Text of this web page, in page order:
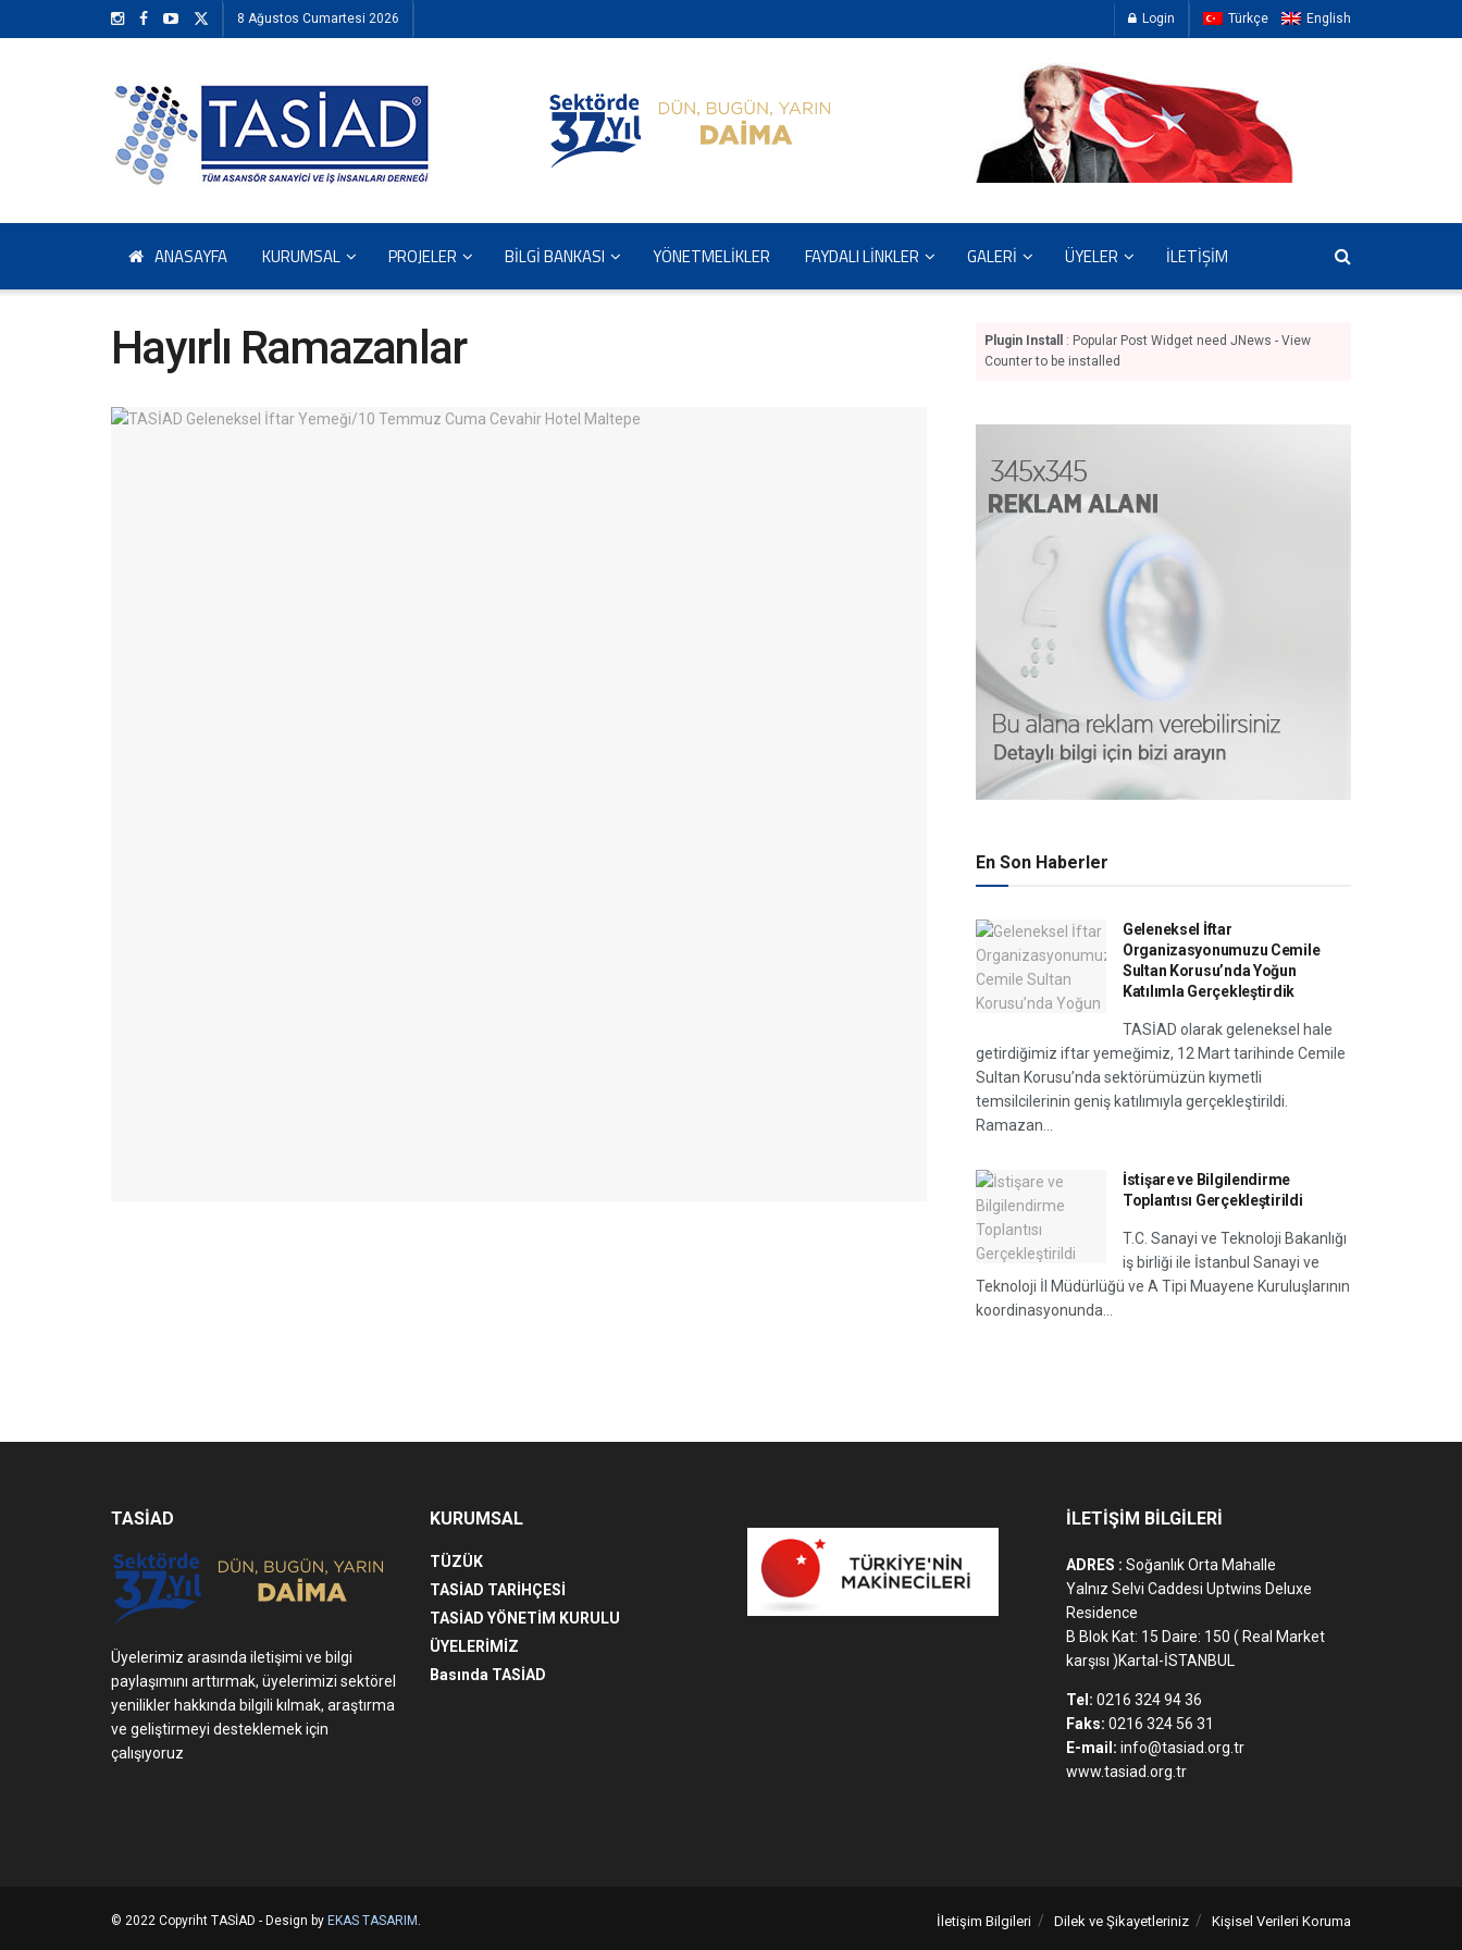
8 Ağustos Cumartesi 2026 Login Türkçe English
ANASAYFA KURUMSAL PROJELER BİLGİ BANKASI YÖNETMELİKLER FAYDALI LİNKLER GALERİ ÜYELER İLETİŞİM
Hayırlı Ramazanlar Plugin Install
: Popular Post Widget need JNews - View
Counter to be installed
En Son Haberler
Geleneksel İftar
Organizasyonumuzu Cemile
Sultan Korusu’nda Yoğun
Katılımla Gerçekleştirdik
TASİAD olarak geleneksel hale
getirdiğimiz iftar yemeğimiz, 12 Mart tarihinde Cemile
Sultan Korusu’nda sektörümüzün kıymetli
temsilcilerinin geniş katılımıyla gerçekleştirildi.
Ramazan...
İstişare ve Bilgilendirme
Toplantısı Gerçekleştirildi
T.C. Sanayi ve Teknoloji Bakanlığı
iş birliği ile İstanbul Sanayi ve
Teknoloji İl Müdürlüğü ve A Tipi Muayene Kuruluşlarının
koordinasyonunda...
TASİAD
Üyelerimiz arasında iletişimi ve bilgi
paylaşımını arttırmak, üyelerimizi sektörel
yenilikler hakkında bilgili kılmak, araştırma
ve geliştirmeyi desteklemek için
çalışıyoruz
KURUMSAL
TÜZÜK
TASİAD TARİHÇESİ
TASİAD YÖNETİM KURULU
ÜYELERİMİZ
Basında TASİAD
İLETİŞİM BİLGİLERİ
ADRES : Soğanlık Orta Mahalle
Yalnız Selvi Caddesi Uptwins Deluxe
Residence
B Blok Kat: 15 Daire: 150 ( Real Market
karşısı )Kartal-İSTANBUL
Tel: 0216 324 94 36
Faks: 0216 324 56 31
E-mail: info@tasiad.org.tr
www.tasiad.org.tr
İletişim Bilgileri Dilek ve Şikayetleriniz Kişisel Verileri Koruma
© 2022 Copyriht TASİAD - Design by EKAS TASARIM .